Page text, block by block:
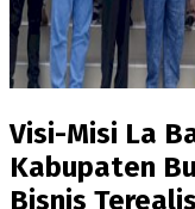
Visi-Misi La
Kabupaten
Bisnis